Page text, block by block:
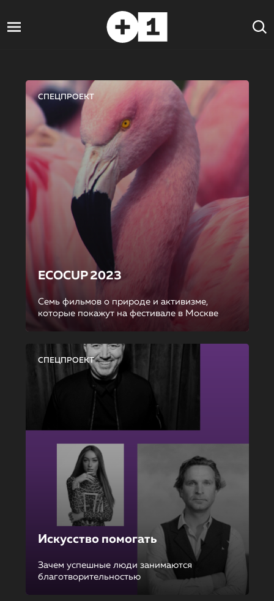
СПЕЦПРОЕКТ
ECOCUP 2023
Семь фильмов о природе и активизме,
которые покажут на фестивале в Москве
СПЕЦПРОЕКТ
Искусство помогать
Зачем успешные люди занимаются
благотворительностью